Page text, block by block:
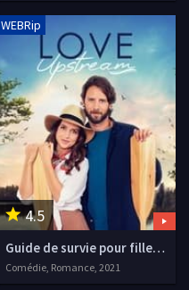
4.5
WEBRip
Guide de survie pour fille amoureuse
Comédie, Romance, 2021